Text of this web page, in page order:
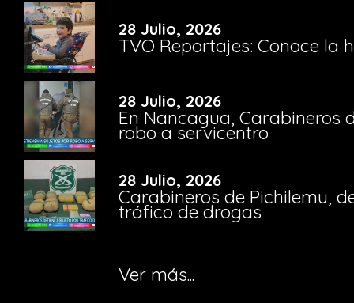
28 Julio, 2026
TVO Reportajes: Conoce la
28 Julio, 2026
En Nancagua, Carabineros
robo a servicentro
28 Julio, 2026
Carabineros de Pichilemu,
tráfico de drogas
Ver más...